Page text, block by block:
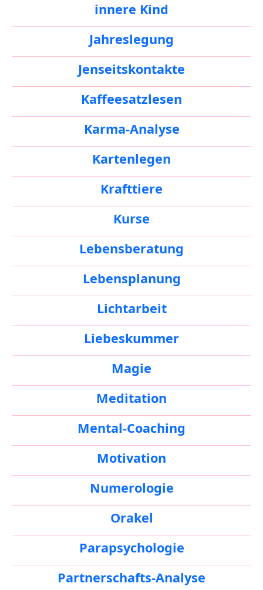
innere Kind
Jahreslegung
Jenseitskontakte
Kaffeesatzlesen
Karma-Analyse
Kartenlegen
Krafttiere
Kurse
Lebensberatung
Lebensplanung
Lichtarbeit
Liebeskummer
Magie
Meditation
Mental-Coaching
Motivation
Numerologie
Orakel
Parapsychologie
Partnerschafts-Analyse